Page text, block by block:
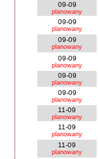
09-09
planowany
09-09
planowany
09-09
planowany
09-09
planowany
09-09
planowany
09-09
planowany
11-09
planowany
11-09
planowany
11-09
planowany